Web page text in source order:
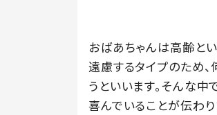
おばあちゃんは高齢と
遠慮するタイプのため
うといいます。そんな
喜んでいることが伝わり